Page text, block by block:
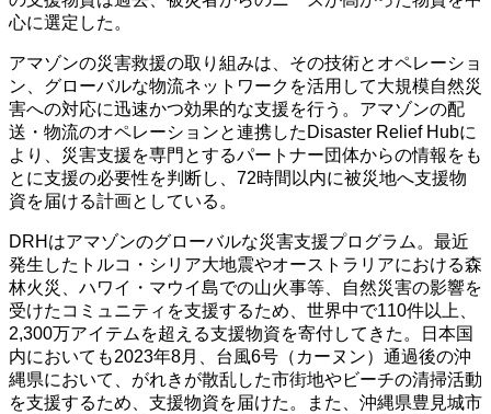
心に選定した。
アマゾンの災害救援の取り組みは、その技術とオペレーショ
ン、グローバルな物流ネットワークを活用して大規模自然災
害への対応に迅速かつ効果的な支援を行う。アマゾンの配
送・物流のオペレーションと連携したDisaster Relief Hubに
より、災害支援を専門とするパートナー団体からの情報をも
とに支援の必要性を判断し、72時間以内に被災地へ支援物
資を届ける計画としている。
DRHはアマゾンのグローバルな災害支援プログラム。最近
発生したトルコ・シリア大地震やオーストラリアにおける森
林火災、ハワイ・マウイ島での山火事等、自然災害の影響を
受けたコミュニティを支援するため、世界中で110件以上、
2,300万アイテムを超える支援物資を寄付してきた。日本国
内においても2023年8月、台風6号（カーヌン）通過後の沖
縄県において、がれきが散乱した市街地やビーチの清掃活動
を支援するため、支援物資を届けた。また、沖縄県豊見城市